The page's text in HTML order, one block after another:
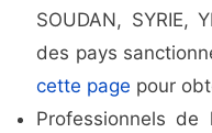
SOUDAN, SYRIE,
des pays
cette page pour
Professionnels de